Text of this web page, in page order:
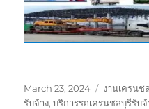
Posted
on
March 23, 2024 Tags
งานเครนช
รับจ้าง,บริการรถเครนชลบุรีรับจ้